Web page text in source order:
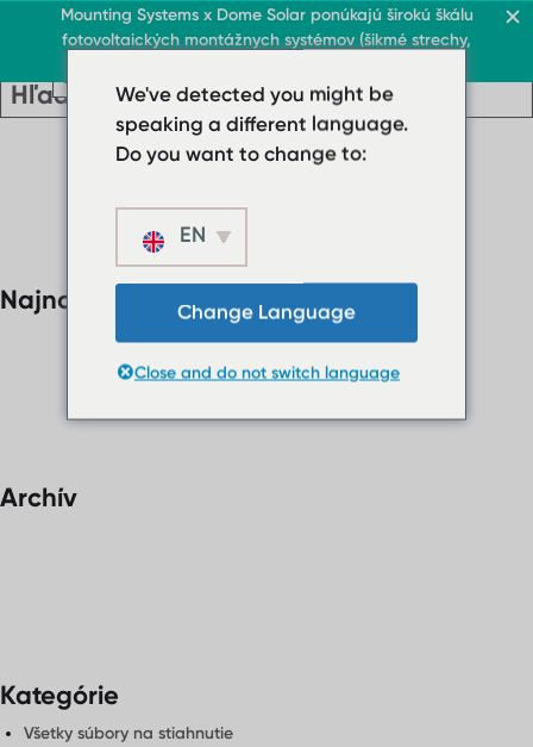
Mounting Systems x Dome Solar ponúkajú širokú škálu
fotovoltaických montážnych systémov (šikmé strechy,
Ploché strechy
› Systém plochej strechy
Plochá strecha s
› FAQ
Kontaktujte nás
SK
Strecha & obchod
Strecha & obchod
Ploché strechy
› Systém plochej
strechy
Ochrana pred
O nás
Najnovšie komentáre
Archív
Kategórie
Všetky súbory na stiahnutie
We've detected you might be
speaking a different language.
Do you want to change to:
EN
Change Language
Close and do not switch language